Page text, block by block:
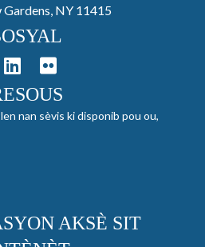
Gardens, NY 11415
nan sèvis ki disponib pou ou,
AKSÈ SIT